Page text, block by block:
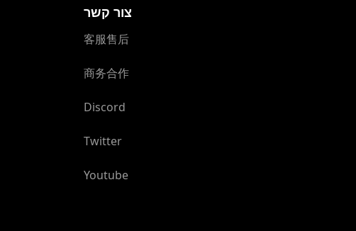
צור קשר
客服售后
商务合作
Discord
Twitter
Youtube